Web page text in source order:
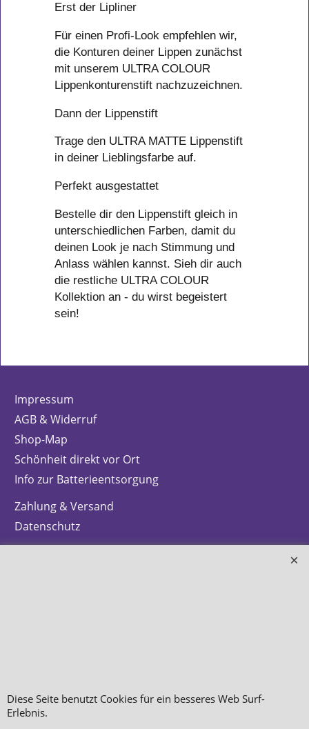
Erst der Lipliner
Für einen Profi-Look empfehlen wir,
die Konturen deiner Lippen zunächst
mit unserem ULTRA COLOUR
Lippenkonturenstift nachzuzeichnen.
Dann der Lippenstift
Trage den ULTRA MATTE Lippenstift
in deiner Lieblingsfarbe auf.
Perfekt ausgestattet
Bestelle dir den Lippenstift gleich in
unterschiedlichen Farben, damit du
deinen Look je nach Stimmung und
Anlass wählen kannst. Sieh dir auch
die restliche ULTRA COLOUR
Kollektion an - du wirst begeistert
sein!
Impressum
AGB & Widerruf
Shop-Map
Schönheit direkt vor Ort
Info zur Batterieentsorgung
Zahlung & Versand
Datenschutz
WebShop erstellt mit
Diese Seite benutzt Cookies für ein besseres Web Surf-
Erlebnis.